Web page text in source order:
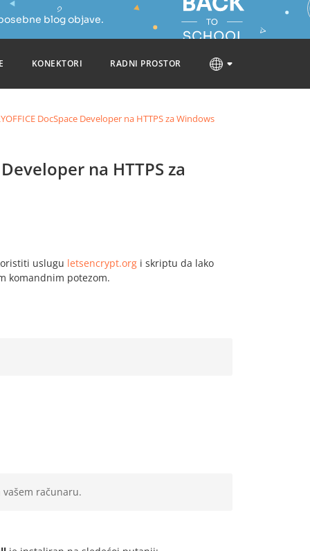
blog objave.
KONEKTORI RADNI PROSTOR
DocSpace Developer na HTTPS za Windows
na HTTPS za
uslugu letsencrypt.org i skriptu da lako
komandnim potezom.
računaru.